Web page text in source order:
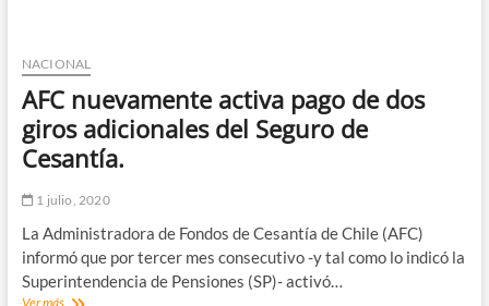
NACIONAL
AFC nuevamente activa pago de dos
giros adicionales del Seguro de
Cesantía.
1 julio, 2020
La Administradora de Fondos de Cesantía de Chile (AFC)
informó que por tercer mes consecutivo -y tal como lo indicó la
Superintendencia de Pensiones (SP)- activó…
Ver másAFC